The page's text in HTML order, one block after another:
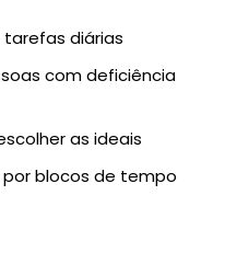
tarefas diárias
com deficiência
as ideais
por blocos de tempo